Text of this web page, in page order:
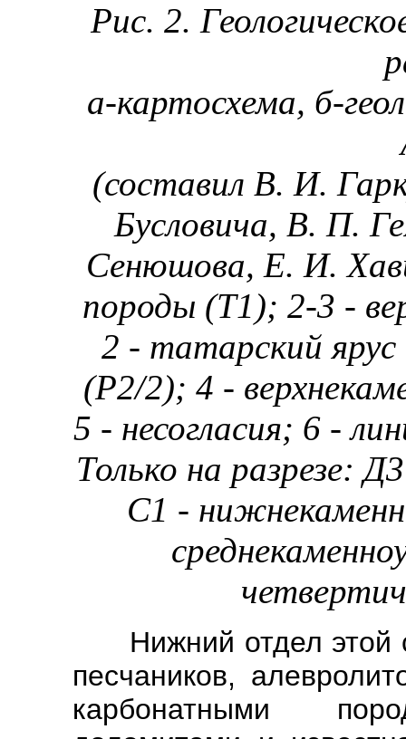
Рис. 2.
а-картосхема, б-
(составил В. И.
Бусловича, В. П.
Сенюшова, Е. И.
породы (Т1); 2-3 -
2 - татарский ярус
(Р2/2); 4 -
5 - несогласия; 6 -
Только на разрезе:
С1 -
Нижний отдел этой
песчаников,
карбонатными